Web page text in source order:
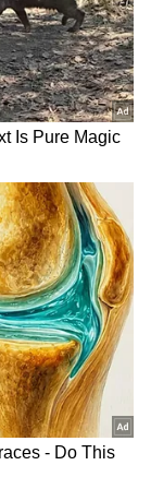
పరుగులు
రోహిత్ శర్మ,